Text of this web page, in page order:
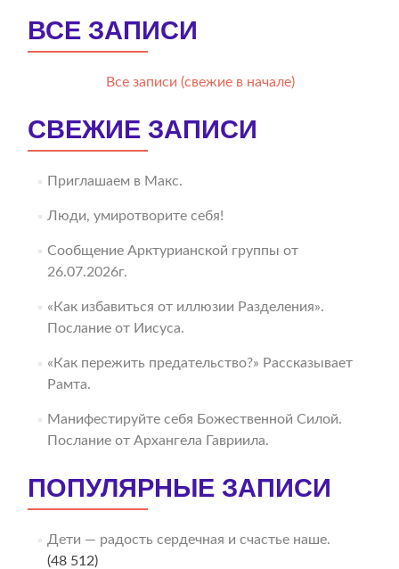
ВСЕ ЗАПИСИ
Все записи (свежие в начале)
СВЕЖИЕ ЗАПИСИ
Приглашаем в Макс.
Люди, умиротворите себя!
Сообщение Арктурианской группы от
26.07.2026г.
«Как избавиться от иллюзии Разделения».
Послание от Иисуса.
«Как пережить предательство?» Рассказывает
Рамта.
Манифестируйте себя Божественной Силой.
Послание от Архангела Гавриила.
ПОПУЛЯРНЫЕ ЗАПИСИ
Дети — радость сердечная и счастье наше.
(48 512)